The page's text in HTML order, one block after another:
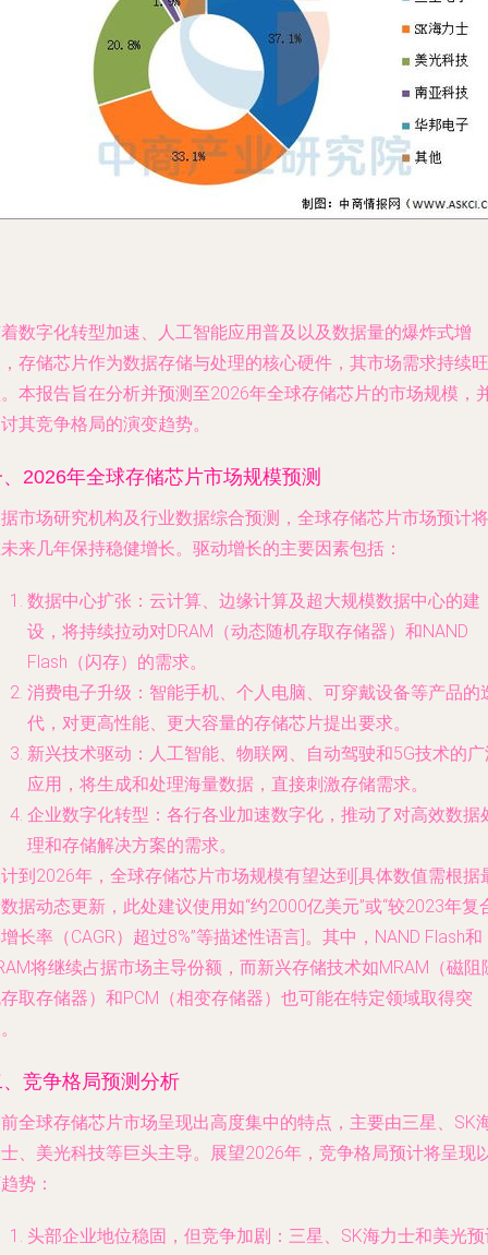
数字化转型加速、人工智能应用普及以及数据量的爆炸式增
存储芯片作为数据存储与处理的核心硬件，其市场需求持续旺
本报告旨在分析并预测至2026年全球存储芯片的市场规模，
其竞争格局的演变趋势。
2026年全球存储芯片市场规模预测
市场研究机构及行业数据综合预测，全球存储芯片市场预计将
来几年保持稳健增长。驱动增长的主要因素包括：
数据中心扩张 ：云计算、边缘计算及超大规模数据中心的建
设，将持续拉动对DRAM（动态随机存取存储器）和NAND
Flash（闪存）的需求。
消费电子升级 ：智能手机、个人电脑、可穿戴设备等产品的
代，对更高性能、更大容量的存储芯片提出要求。
新兴技术驱动 ：人工智能、物联网、自动驾驶和5G技术的
应用，将生成和处理海量数据，直接刺激存储需求。
企业数字化转型 ：各行各业加速数字化，推动了对高效数据
理和存储解决方案的需求。
到2026年，全球存储芯片市场规模有望达到[具体数值需根据
据动态更新，此处建议使用如“约2000亿美元”或“较2023年复
长率（CAGR）超过8%”等描述性语言]。其中，NAND Flash和
将继续占据市场主导份额，而新兴存储技术如MRAM（磁阻
取存储器）和PCM（相变存储器）也可能在特定领域取得突
竞争格局预测分析
全球存储芯片市场呈现出高度集中的特点，主要由三星、SK
、美光科技等巨头主导。展望2026年，竞争格局预计将呈现
势：
头部企业地位稳固，但竞争加剧 ：三星、SK海力士和美光